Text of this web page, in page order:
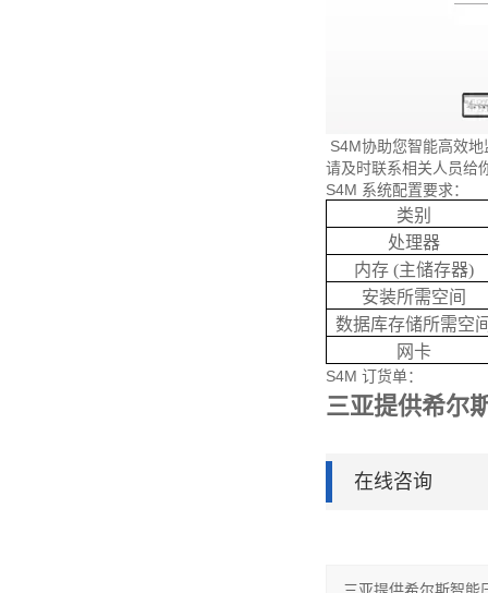
S4M协助您智能高效
请及时联系相关人员给
S4M 系统配置要求：
类别
处理器
内存 (主储存器)
安装所需空间
数据库存储所需空
网卡
S4M 订货单：
三亚提供希尔
在线咨询